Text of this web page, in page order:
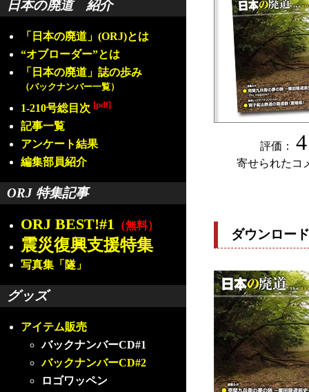
日本の廃道 紹介
「日本の廃道」(ORJ)とは
“オブローダー”とは
「日本の廃道」誌の歩み
（バックナンバー一覧）
1-210号総目次 [pdf]
記事一覧
アンケート結果
編集部員紹介
ORJ 特集記事
ORJ BEST!#1 （無料）
震災復興支援特集
写真集「隧」
グッズ
アイテム販売
バックナンバーCD#1
バックナンバーCD#2
ロゴワッペン
評価： 4
寄せられたコ
ダウンロー